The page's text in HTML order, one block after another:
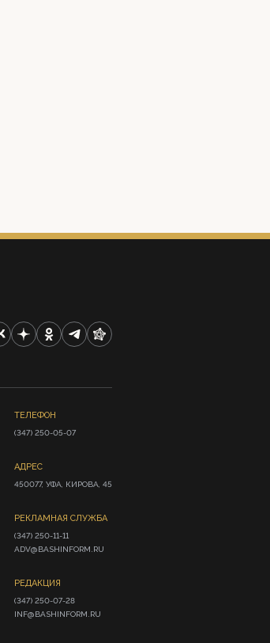
ТЕЛЕФОН
(347) 250-05-07
АДРЕС
450077, УФА, КИРОВА, 45
РЕКЛАМНАЯ СЛУЖБА
(347) 250-11-11
ADV@BASHINFORM.RU
РЕДАКЦИЯ
(347) 250-07-28
INF@BASHINFORM.RU